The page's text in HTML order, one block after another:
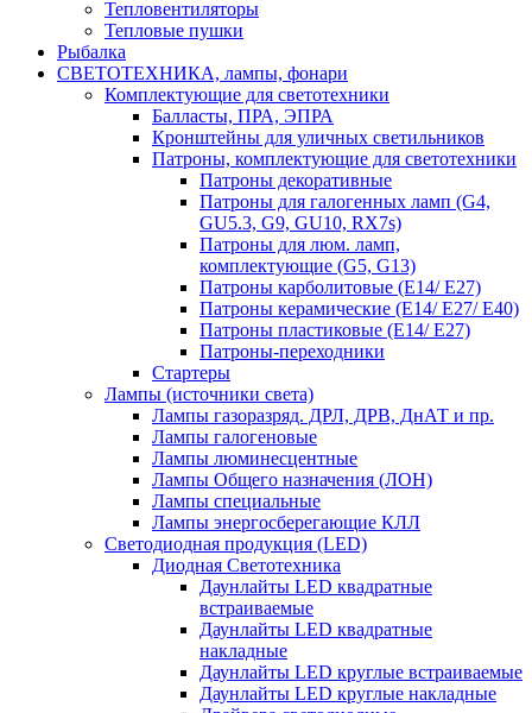
Тепловентиляторы
Тепловые пушки
Рыбалка
СВЕТОТЕХНИКА, лампы, фонари
Комплектующие для светотехники
Балласты, ПРА, ЭПРА
Кронштейны для уличных светильников
Патроны, комплектующие для светотехники
Патроны декоративные
Патроны для галогенных ламп (G4,
GU5.3, G9, GU10, RX7s)
Патроны для люм. ламп,
комплектующие (G5, G13)
Патроны карболитовые (E14/ E27)
Патроны керамические (E14/ E27/ E40)
Патроны пластиковые (E14/ E27)
Патроны-переходники
Стартеры
Лампы (источники света)
Лампы газоразряд. ДРЛ, ДРВ, ДнАТ и пр.
Лампы галогеновые
Лампы люминесцентные
Лампы Общего назначения (ЛОН)
Лампы специальные
Лампы энергосберегающие КЛЛ
Светодиодная продукция (LED)
Диодная Светотехника
Даунлайты LED квадратные
встраиваемые
Даунлайты LED квадратные
накладные
Даунлайты LED круглые встраиваемые
Даунлайты LED круглые накладные